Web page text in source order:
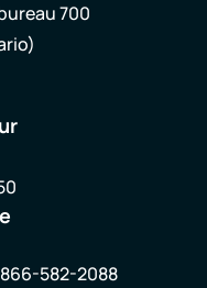
700
866-582-2088